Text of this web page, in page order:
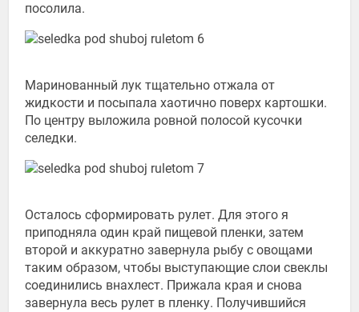
посолила.
Маринованный лук тщательно отжала от
жидкости и посыпала хаотично поверх картошки.
По центру выложила ровной полосой кусочки
селедки.
Осталось сформировать рулет. Для этого я
приподняла один край пищевой пленки, затем
второй и аккуратно завернула рыбу с овощами
таким образом, чтобы выступающие слои свеклы
соединились внахлест. Прижала края и снова
завернула весь рулет в пленку. Получившийся